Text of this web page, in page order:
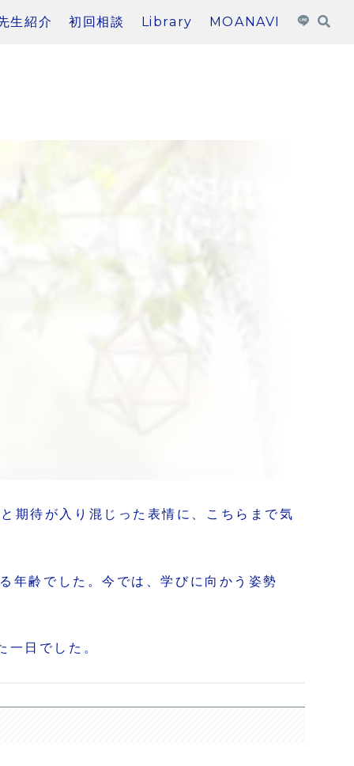
生紹介 初回相談 Library MOANAVI
期待が入り混じった表情に、こちらまで気
年齢でした。今では、学びに向かう姿勢
日でした。